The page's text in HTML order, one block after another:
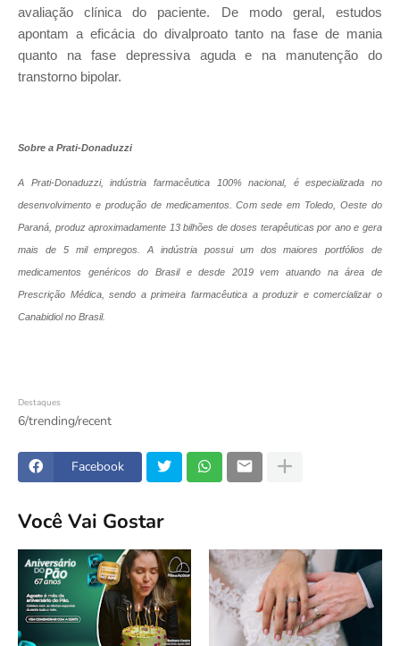
avaliação clínica do paciente. De modo geral, estudos
apontam a eficácia do divalproato tanto na fase de mania
quanto na fase depressiva aguda e na manutenção do
transtorno bipolar.
Sobre a Prati-Donaduzzi
A Prati-Donaduzzi, indústria farmacêutica 100% nacional, é especializada no
desenvolvimento e produção de medicamentos. Com sede em Toledo, Oeste do
Paraná, produz aproximadamente 13 bilhões de doses terapêuticas por ano e gera
mais de 5 mil empregos. A indústria possui um dos maiores portfólios de
medicamentos genéricos do Brasil e desde 2019 vem atuando na área de
Prescrição Médica, sendo a primeira farmacêutica a produzir e comercializar o
Canabidiol no Brasil.
Destaques
6/trending/recent
Facebook
Você Vai Gostar